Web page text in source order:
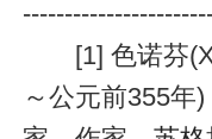
[1] 色诺芬
～公元前355年